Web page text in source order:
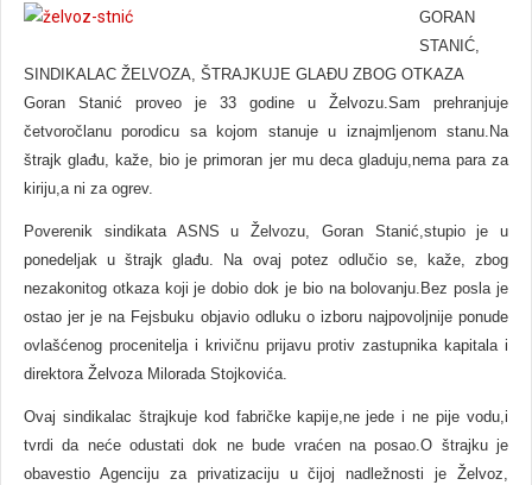
GORAN
STANIĆ,
SINDIKALAC ŽELVOZA, ŠTRAJKUJE GLAĐU ZBOG OTKAZA
Goran Stanić proveo je 33 godine u Želvozu.Sam prehranjuje
četvoročlanu porodicu sa kojom stanuje u iznajmljenom stanu.Na
štrajk glađu, kaže, bio je primoran jer mu deca gladuju,nema para za
kiriju,a ni za ogrev.
Poverenik sindikata ASNS u Želvozu, Goran Stanić,stupio je u
ponedeljak u štrajk glađu. Na ovaj potez odlučio se, kaže, zbog
nezakonitog otkaza koji je dobio dok je bio na bolovanju.Bez posla je
ostao jer je na Fejsbuku objavio odluku o izboru najpovoljnije ponude
ovlašćenog procenitelja i krivičnu prijavu protiv zastupnika kapitala i
direktora Želvoza Milorada Stojkovića.
Ovaj sindikalac štrajkuje kod fabričke kapije,ne jede i ne pije vodu,i
tvrdi da neće odustati dok ne bude vraćen na posao.O štrajku je
obavestio Agenciju za privatizaciju u čijoj nadležnosti je Želvoz,